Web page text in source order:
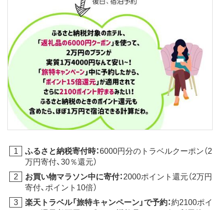
ふるさと納税寄付時：6000円分のトラベルクーポン（2
万円寄付、30％還元）
お買い物マラソン中に寄付：2000ポイント還元（2万円
寄付、ポイント10倍）
楽天トラベル「旅特キャンペーン」で予約：約2100ポイ